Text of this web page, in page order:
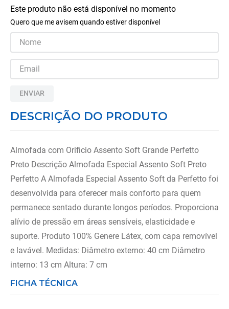
Este produto não está disponível no momento
Quero que me avisem quando estiver disponível
ENVIAR
DESCRIÇÃO DO PRODUTO
Almofada com Orificio Assento Soft Grande Perfetto
Preto Descrição Almofada Especial Assento Soft Preto
Perfetto A Almofada Especial Assento Soft da Perfetto foi
desenvolvida para oferecer mais conforto para quem
permanece sentado durante longos períodos. Proporciona
alívio de pressão em áreas sensíveis, elasticidade e
suporte. Produto 100% Genere Látex, com capa removível
e lavável. Medidas: Diâmetro externo: 40 cm Diâmetro
interno: 13 cm Altura: 7 cm
FICHA TÉCNICA
3º
cadeira rodas
4º
cadeira higienica
tipoia
6º
muleta
7º
munique
almofadas
9º
imobilizador joelho
10º ortese polegar punho